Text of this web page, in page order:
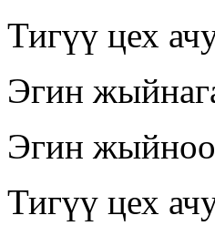
Тигүү цех
Эгин
Эгин
Тигүү цех